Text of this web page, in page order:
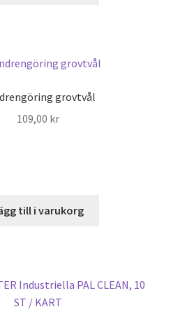
grovtvål
109,00 kr
till i varukorg